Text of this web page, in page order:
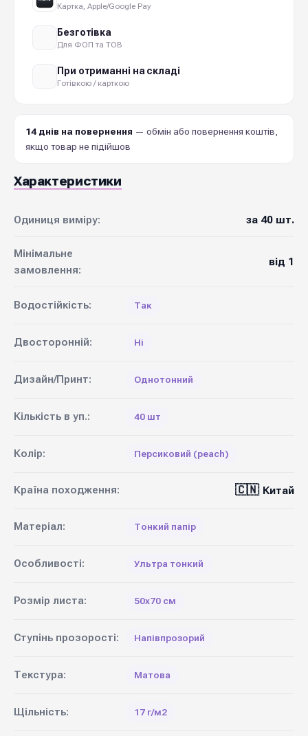
Картка, Apple/Google Pay
Безготівка
Для ФОП та ТОВ
При отриманні на складі
Готівкою / карткою
14 днів на повернення — обмін або повернення коштів,
якщо товар не підійшов
Характеристики
Одиниця виміру: за 40 шт.
Мінімальне
замовлення:
від 1
Водостійкість: Так
Двосторонній: Ні
Дизайн/Принт: Однотонний
Кількість в уп.: 40 шт
Колір: Персиковий (peach)
Країна походження: 🇨🇳 Китай
Матеріал: Тонкий папір
Особливості: Ультра тонкий
Розмір листа: 50х70 см
Ступінь прозорості: Напівпрозорий
Текстура: Матова
Щільність: 17 г/м2